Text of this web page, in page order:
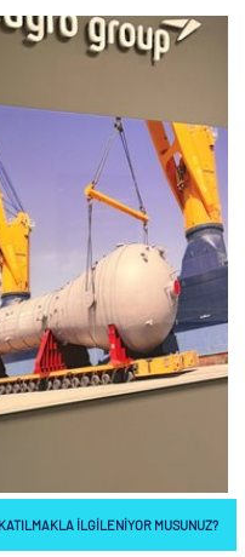
ILGILENIYOR MUSUNUZ?